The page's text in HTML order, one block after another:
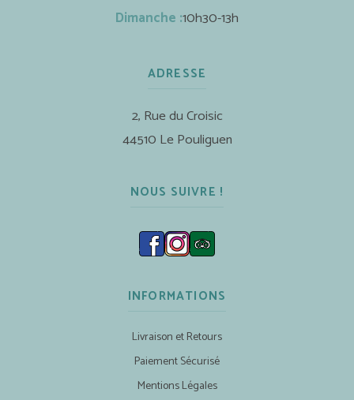
Dimanche :10h30-13h
ADRESSE
2, Rue du Croisic
44510 Le Pouliguen
NOUS SUIVRE !
INFORMATIONS
Livraison et Retours
Paiement Sécurisé
Mentions Légales